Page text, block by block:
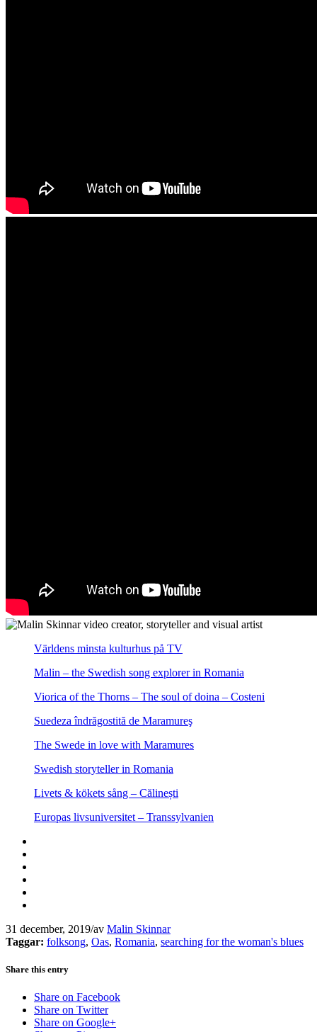
Världens minsta kulturhus på TV
Malin – the Swedish song explorer in Romania
Viorica of the Thorns – The soul of doina – Costeni
Suedeza îndrăgostită de Maramureş
The Swede in love with Maramures
Swedish storyteller in Romania
Livets & kökets sång – Călinești
Europas livsuniversitet – Transsylvanien
31 december, 2019/av Malin Skinnar
Taggar: folksong, Oas, Romania, searching for the woman's blues
Share this entry
Share on Facebook
Share on Twitter
Share on Google+